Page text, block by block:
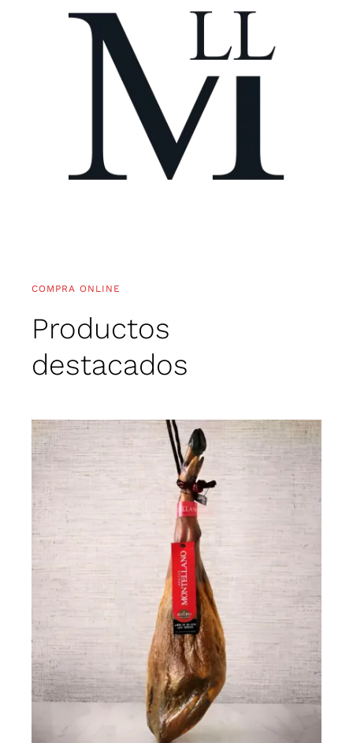
COMPRA ONLINE
Productos
destacados
Jamón de Bellota 100%
Ibérico “El Elegido”